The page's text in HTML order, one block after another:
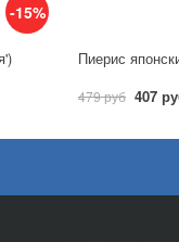
-15%
Пиерис
479 руб 407